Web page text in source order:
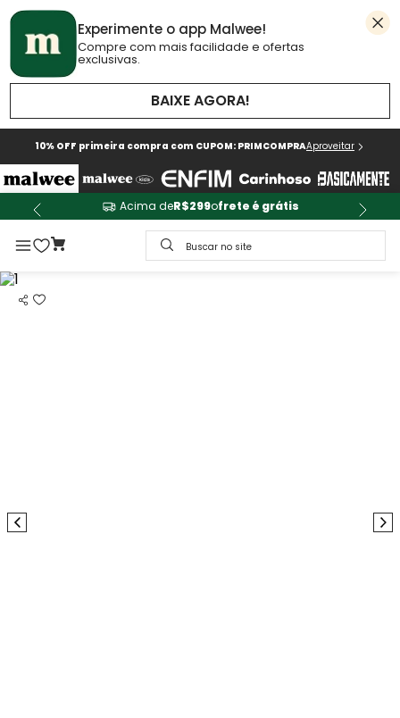
Experimente o app Malwee!
Compre com mais facilidade e ofertas
exclusivas.
BAIXE AGORA!
10% OFF primeira compra com CUPOM: PRIMCOMPRAAproveitar
Acima deR$299ofrete é grátis
Buscar no site